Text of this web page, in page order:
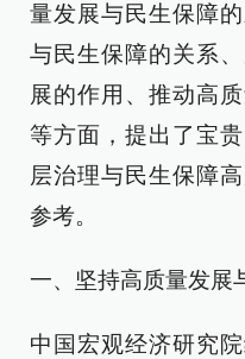
量发展与民生保障
与民生保障的关系
展的作用、推动高
等方面，提出了宝
层治理与民生保障
参考。
一、坚持高质量发展
中国宏观经济研究